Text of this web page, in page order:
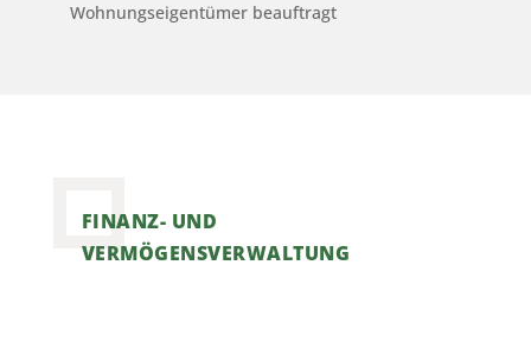
Wohnungseigentümer beauftragt
FINANZ- UND
VERMÖGENSVERWALTUNG